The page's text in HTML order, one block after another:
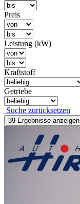
Preis
Leistung (kW)
Kraftstoff
Getriebe
Suche zurücksetzen
39 Ergebnisse anzeigen